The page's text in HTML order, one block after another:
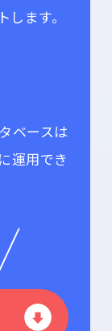
ます。
ベースは
運用でき